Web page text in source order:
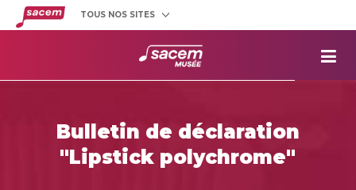
TOUS NOS SITES
des œuvres
Bulletin de déclaration
"Lipstick polychrome"